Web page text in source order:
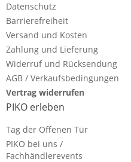
Datenschutz
Barrierefreiheit
Versand und Kosten
Zahlung und Lieferung
Widerruf und Rücksendung
AGB / Verkaufsbedingungen
Vertrag widerrufen
PIKO erleben
Tag der Offenen Tür
PIKO bei uns /
Fachhändlerevents